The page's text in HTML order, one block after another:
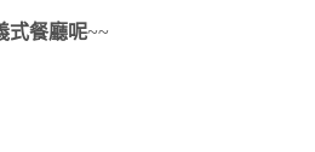
式餐廳呢~~